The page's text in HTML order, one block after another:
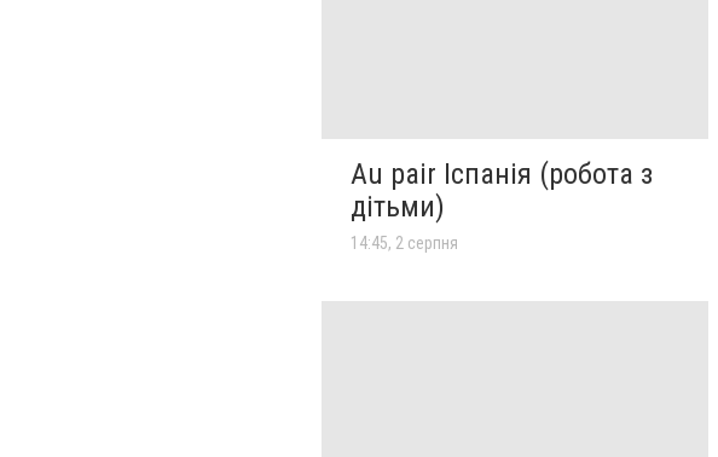
Au pair Іспанія (робота з
дітьми)
14:45, 2 серпня